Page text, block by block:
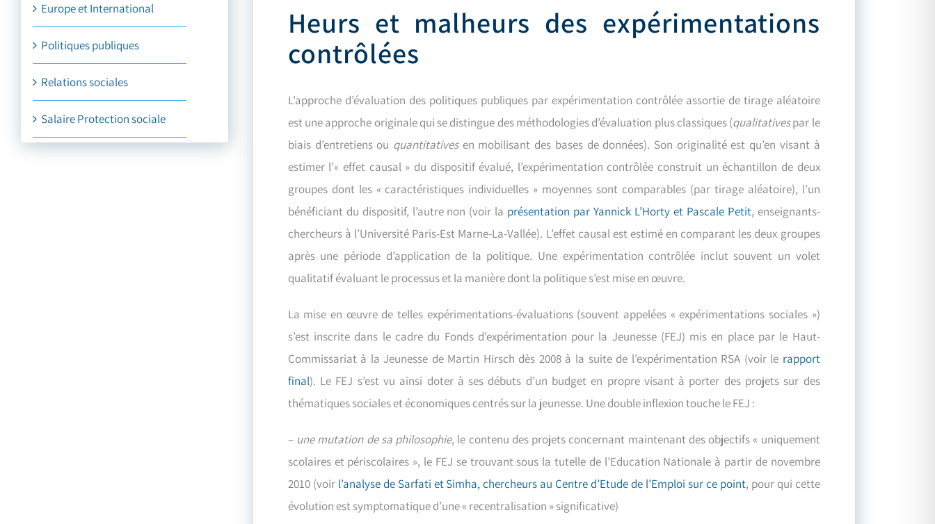
Europe et International
Politiques publiques
Relations sociales
Salaire Protection sociale
Heurs et malheurs des expérimentations
contrôlées
L’approche d’évaluation des politiques publiques par expérimentation contrôlée assortie de tirage aléatoire
est une approche originale qui se distingue des méthodologies d’évaluation plus classiques (qualitativespar le
biais d’entretiens ou quantitativesen mobilisant des bases de données). Son originalité est qu’en visant à
estimer l’« effet causal » du dispositif évalué, l’expérimentation contrôlée construit un échantillon de deux
groupes dont les « caractéristiques individuelles » moyennes sont comparables (par tirage aléatoire), l’un
bénéficiant du dispositif, l’autre non (voir la présentation par Yannick L’Horty et Pascale Petit, enseignants-
chercheurs à l’Université Paris-Est Marne-La-Vallée). L’effet causal est estimé en comparant les deux groupes
après une période d’application de la politique. Une expérimentation contrôlée inclut souvent un volet
qualitatif évaluant le processus et la manière dont la politique s’est mise en œuvre.
La mise en œuvre de telles expérimentations-évaluations (souvent appelées « expérimentations sociales »)
s’est inscrite dans le cadre du Fonds d’expérimentation pour la Jeunesse (FEJ) mis en place par le Haut-
Commissariat à la Jeunesse de Martin Hirsch dès 2008 à la suite de l’expérimentation RSA (voir le rapport
final). Le FEJ s’est vu ainsi doter à ses débuts d’un budget en propre visant à porter des projets sur des
thématiques sociales et économiques centrés sur la jeunesse. Une double inflexion touche le FEJ :
– une mutation de sa philosophie, le contenu des projets concernant maintenant des objectifs « uniquement
scolaires et périscolaires », le FEJ se trouvant sous la tutelle de l’Education Nationale à partir de novembre
2010 (voir l’analyse de Sarfati et Simha, chercheurs au Centre d’Etude de l’Emploi sur ce point, pour qui cette
évolution est symptomatique d’une « recentralisation » significative)